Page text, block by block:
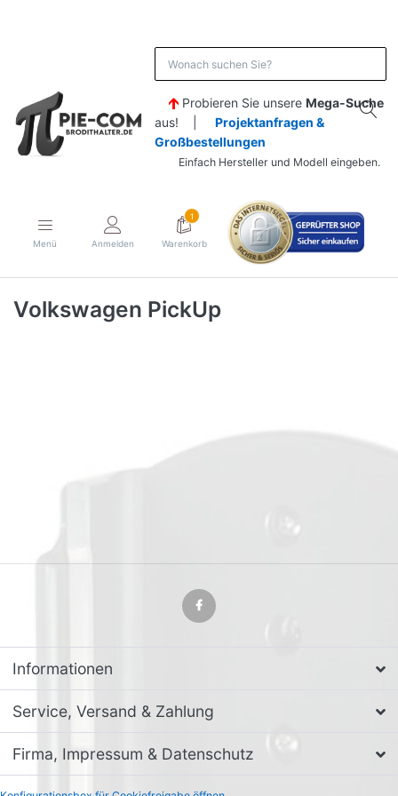
Probieren Sie unsere Mega-Suche
aus! | Projektanfragen &
Großbestellungen
Einfach Hersteller und Modell eingeben.
Menü Anmelden
1
Warenkorb
Volkswagen PickUp
Informationen
Service, Versand & Zahlung
Firma, Impressum & Datenschutz